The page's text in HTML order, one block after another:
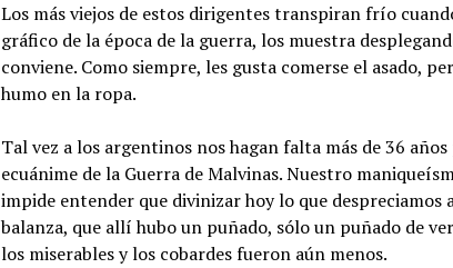
Los más viejos de estos dirigentes transpiran frío
gráfico de la época de la guerra, los muestra
conviene. Como siempre, les gusta comerse el asado,
humo en la ropa.
Tal vez a los argentinos nos hagan falta más de 36
ecuánime de la Guerra de Malvinas. Nuestro
impide entender que divinizar hoy lo que despreciamos
balanza, que allí hubo un puñado, sólo un puñado de
los miserables y los cobardes fueron aún menos.